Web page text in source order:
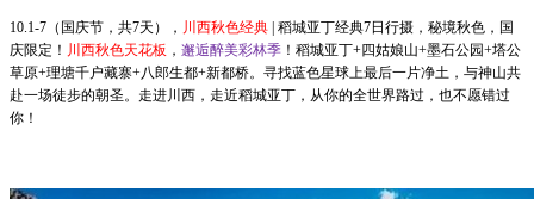
10.1-7（国庆节，共7天）， 川西秋色经典 | 稻城亚丁经典7日行摄，秘境秋色，国
庆限定！ 川西秋色天花板 ， 邂逅醉美彩林季 ！稻城亚丁+四姑娘山+墨石公园+塔公
草原+理塘千户藏寨+八郎生都+新都桥。寻找蓝色星球上最后一片净土，与神山共
赴一场徒步的朝圣。走进川西，走近稻城亚丁，从你的全世界路过，也不愿错过
你！